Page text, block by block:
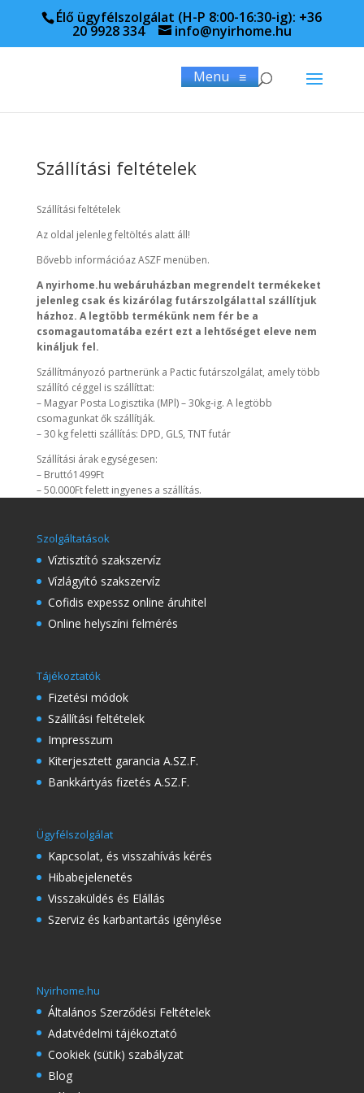
Élő ügyfélszolgálat (H-P 8:00-16:30-ig): +36
20 9928 334 info@nyirhome.hu
Menu≡
Szállítási feltételek
Szállítási feltételek
Az oldal jelenleg feltöltés alatt áll!
Bővebb információaz ASZF menüben.
A nyirhome.hu webáruházban megrendelt termékeket
jelenleg csak és kizárólag futárszolgálattal szállítjuk
házhoz. A legtöbb termékünk nem fér be a
csomagautomatába ezért ezt a lehtőséget eleve nem
kináljuk fel.
Szállítmányozó partnerünk a Pactic futárszolgálat, amely több
szállító céggel is szállíttat:
– Magyar Posta Logisztika (MPl) – 30kg-ig. A legtöbb
csomagunkat ők szállítják.
– 30 kg feletti szállítás: DPD, GLS, TNT futár
Szállítási árak egységesen:
– Bruttó1499Ft
– 50.000Ft felett ingyenes a szállítás.
Szolgáltatások
Víztisztító szakszervíz
Vízlágyító szakszervíz
Cofidis expessz online áruhitel
Online helyszíni felmérés
Tájékoztatók
Fizetési módok
Szállítási feltételek
Impresszum
Kiterjesztett garancia A.SZ.F.
Bankkártyás fizetés A.SZ.F.
Ügyfélszolgálat
Kapcsolat, és visszahívás kérés
Hibabejelenetés
Visszaküldés és Elállás
Szerviz és karbantartás igénylése
Nyirhome.hu
Általános Szerződési Feltételek
Adatvédelmi tájékoztató
Cookiek (sütik) szabályzat
Blog